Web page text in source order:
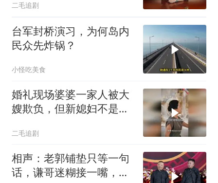
二毛追剧
台军封桥演习，为何岛内
民众先炸锅？
小怪吃美食
婚礼现场婆婆一家人被大
嫂欺负，但新媳妇不是好
二毛追剧
相声：老郭铺垫只等一句
话，谦哥迷糊接一嘴，包